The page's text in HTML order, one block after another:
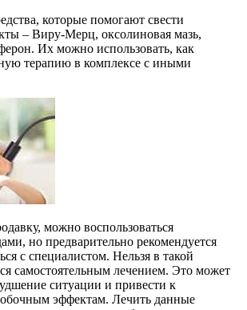
которые помогают свести
– Виру-Мерц, оксолиновая мазь,
Их можно использовать, как
терапию в комплексе с иными
можно воспользоваться
но предварительно рекомендуется
с специалистом. Нельзя в такой
самостоятельным лечением. Это может
ситуации и привести к
эффектам. Лечить данные